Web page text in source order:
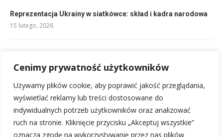
Cenimy prywatność użytkowników
Używamy plików cookie, aby poprawić jakość przeglądania,
wyświetlać reklamy lub treści dostosowane do
indywidualnych potrzeb użytkowników oraz analizować
ruch na stronie. Kliknięcie przycisku „Akceptuj wszystkie”
oznacza zgodę na wykorzystywanie przez nas plików
Reprezentacja Ukrainy w siatkówce: skład i kadra narodowa
15 lutego, 2026
10 lutego, 2026
Składy: Al-Hilal – Al Khaleej: Pełne porównanie
10 lutego, 2026